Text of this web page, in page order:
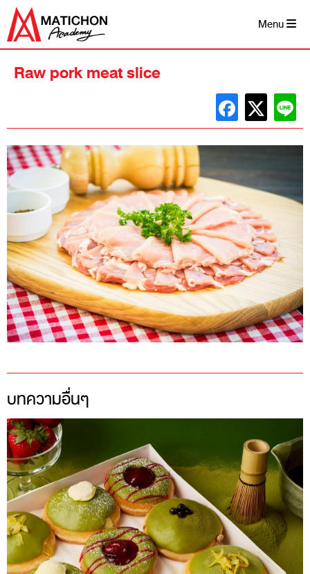
Skip
content
Menu
Raw pork meat slice
บทความอื่นๆ